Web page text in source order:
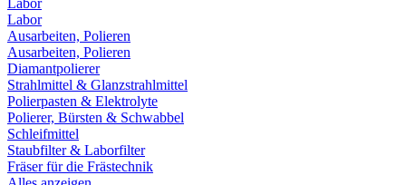
Labor
Labor
Ausarbeiten, Polieren
Ausarbeiten, Polieren
Diamantpolierer
Strahlmittel & Glanzstrahlmittel
Polierpasten & Elektrolyte
Polierer, Bürsten & Schwabbel
Schleifmittel
Staubfilter & Laborfilter
Fräser für die Frästechnik